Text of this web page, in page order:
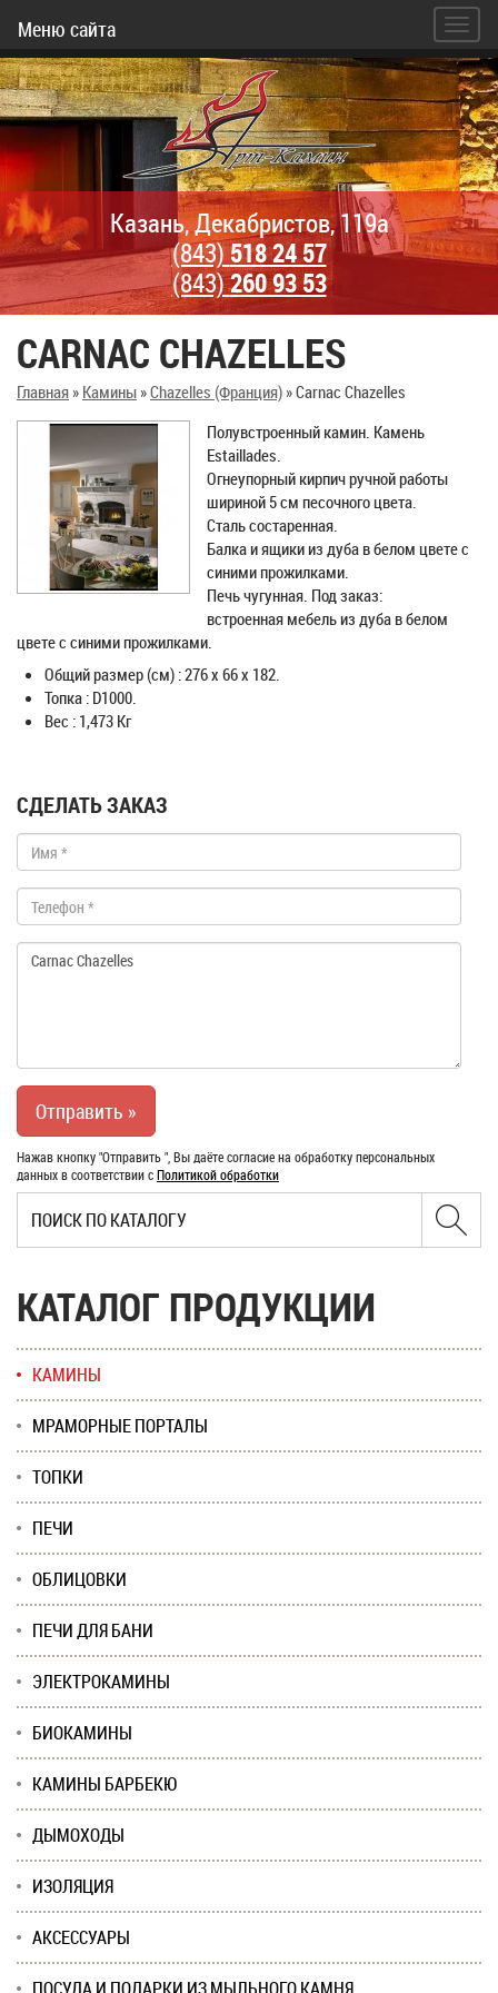
Меню сайта
Казань, Декабристов, 119а
(843)518 24 57
(843)260 93 53
CARNAC CHAZELLES
Главная» Камины»Chazelles (Франция)»Carnac Chazelles
Полувстроенный камин. Камень
Estaillades.
Огнеупорный кирпич ручной работы
шириной 5 см песочного цвета.
Сталь состаренная.
Балка и ящики из дуба в белом цвете с
синими прожилками.
Печь чугунная. Под заказ:
встроенная мебель из дуба в белом
цвете с синими прожилками.
Общий размер (см) : 276 x 66 x 182.
Топка : D1000.
Вес : 1,473 Кг
СДЕЛАТЬ ЗАКАЗ
Нажав кнопку "Отправить ", Вы даёте согласие на обработку персональных
данных в соответствии сПолитикой обработки
КАТАЛОГ ПРОДУКЦИИ
КАМИНЫ
МРАМОРНЫЕ ПОРТАЛЫ
ТОПКИ
ПЕЧИ
ОБЛИЦОВКИ
ПЕЧИ ДЛЯ БАНИ
ЭЛЕКТРОКАМИНЫ
БИОКАМИНЫ
КАМИНЫ БАРБЕКЮ
ДЫМОХОДЫ
ИЗОЛЯЦИЯ
АКСЕССУАРЫ